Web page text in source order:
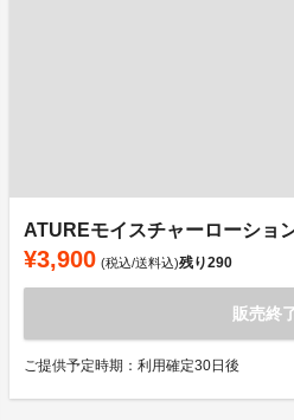
ATUREモイスチャーローショ
¥3,900 (税込/送料込)残り290
販売終
ご提供予定時期：利用確定30日後